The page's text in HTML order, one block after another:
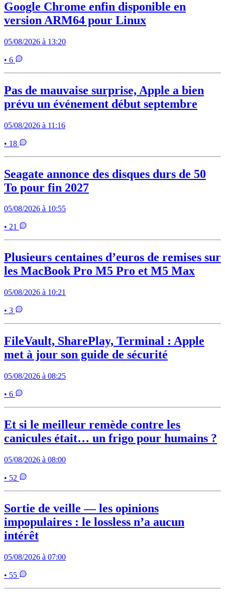
Google Chrome enfin disponible en
version ARM64 pour Linux
05/08/2026 à 13:20
• 6
Pas de mauvaise surprise, Apple a bien
prévu un événement début septembre
05/08/2026 à 11:16
• 18
Seagate annonce des disques durs de 50
To pour fin 2027
05/08/2026 à 10:55
• 21
Plusieurs centaines d’euros de remises sur
les MacBook Pro M5 Pro et M5 Max
05/08/2026 à 10:21
• 3
FileVault, SharePlay, Terminal : Apple
met à jour son guide de sécurité
05/08/2026 à 08:25
• 6
Et si le meilleur remède contre les
canicules était… un frigo pour humains ?
05/08/2026 à 08:00
• 52
Sortie de veille — les opinions
impopulaires : le lossless n’a aucun
intérêt
05/08/2026 à 07:00
• 55